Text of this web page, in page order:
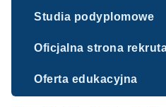
Studia podyplomowe
Oficjalna strona
Oferta edukacyjna